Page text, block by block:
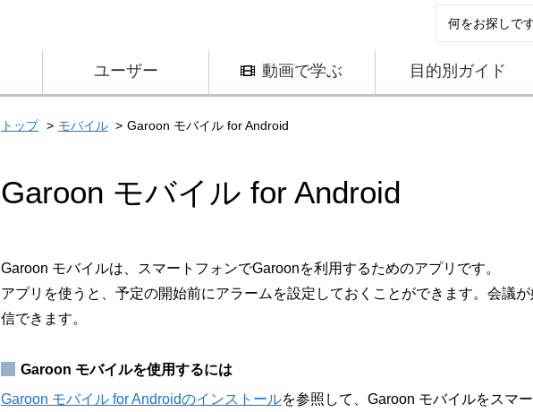
ユーザー 動画で学ぶ 目的別ガイド
トップ モバイル Garoon モバイル for Android
Garoon モバイル for Android
Garoon モバイルは、スマートフォンでGaroonを利用するためのアプリです。
アプリを使うと、予定の開始前にアラームを設定しておくことができます。会議
信できます。
Garoon モバイルを使用するには
Garoon モバイル for Androidのインストールを参照して、Garoon モバイルをスマ